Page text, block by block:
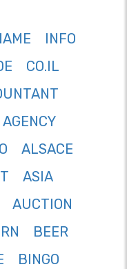
INFO
CO.IL
AGENCY
ALSACE
ASIA
AUCTION
BEER
BINGO